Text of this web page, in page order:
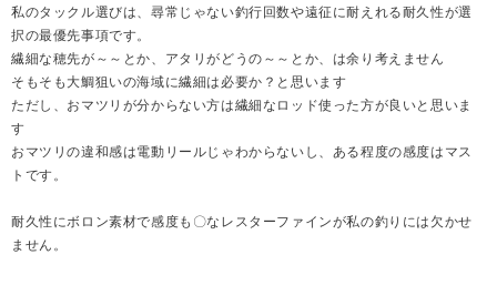
私のタックル選びは、尋常じゃない釣行回数や遠征に耐えれる耐久性が選
択の最優先事項です。
繊細な穂先が～～とか、アタリがどうの～～とか、は余り考えません
そもそも大鯛狙いの海域に繊細は必要か？と思います
ただし、おマツリが分からない方は繊細なロッド使った方が良いと思いま
す
おマツリの違和感は電動リールじゃわからないし、ある程度の感度はマス
トです。
耐久性にボロン素材で感度も〇なレスターファインが私の釣りには欠かせ
ません。